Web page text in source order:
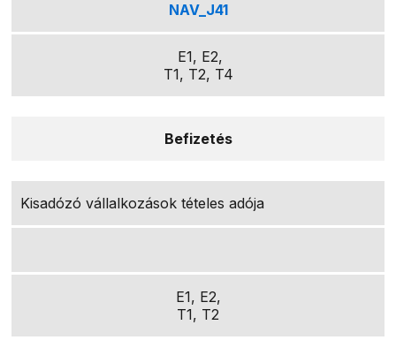
NAV_J41
E1, E2,
T1, T2, T4
Befizetés
Kisadózó vállalkozások tételes adója
E1, E2,
T1, T2